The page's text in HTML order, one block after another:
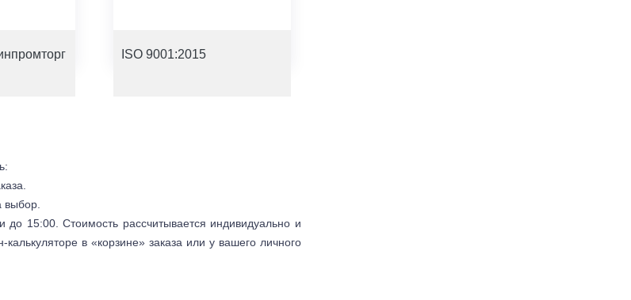
ISO 9001:2015
15:00. Стоимость рассчитывается индивидуально и
в «корзине» заказа или у вашего личного